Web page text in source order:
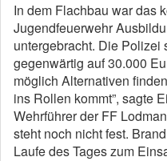
In dem Flachbau war das
Jugendfeuerwehr
untergebracht. Die Polizei
gegenwärtig auf 30.000
möglich Alternativen
ins Rollen kommt”, sagte
Wehrführer der FF
steht noch nicht fest.
Laufe des Tages zum